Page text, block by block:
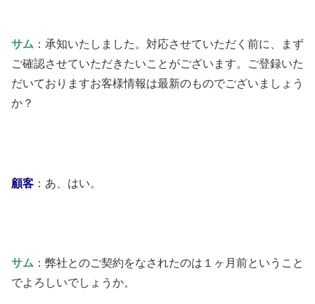
サム ：承知いたしました。対応させていただく前に、まず
ご確認させていただきたいことがございます。ご登録いた
だいておりますお客様情報は最新のものでございましょう
か？
顧客 ：あ、はい。
サム ：弊社とのご契約をなされたのは１ヶ月前ということ
でよろしいでしょうか。